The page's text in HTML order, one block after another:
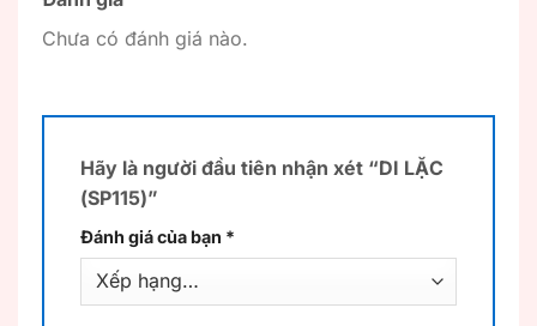
Chưa có đánh giá nào.
Hãy là người đầu tiên nhận xét “DI LẶC
(SP115)”
Đánh giá của bạn *